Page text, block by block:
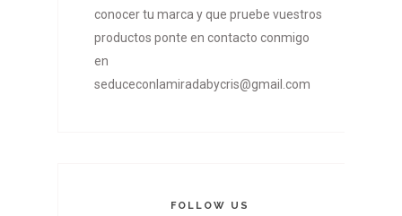
conocer tu marca y que pruebe vuestros
productos ponte en contacto conmigo
en
seduceconlamiradabycris@gmail.com
FOLLOW US